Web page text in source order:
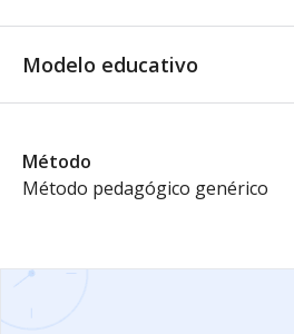
Modelo educativo
Método
Método pedagógico genérico